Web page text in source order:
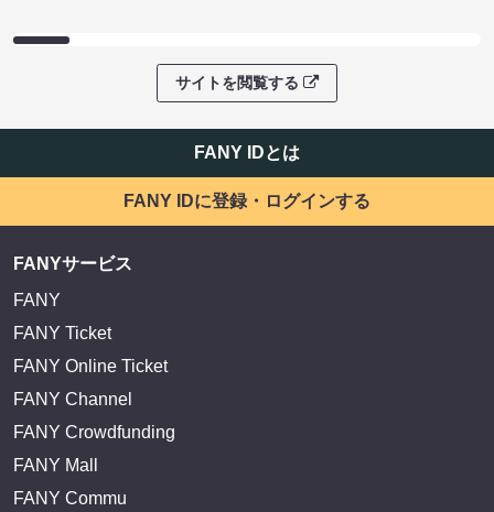
サイトを閲覧する
FANY IDとは
FANY IDに登録・ログインする
FANYサービス
FANY
FANY Ticket
FANY Online Ticket
FANY Channel
FANY Crowdfunding
FANY Mall
FANY Commu